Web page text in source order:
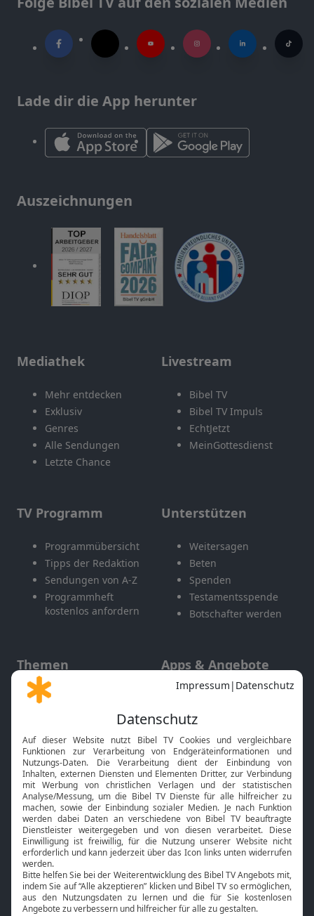
Lade dir die App herunter
Auszeichnungen
Mediathek
Mehr entdecken
Exklusiv
Genres
Alle Sendungen
Letzte Chance
Livestream
Bibel TV
Bibel TV Impuls
EchtJetzt
MeinGottesdienst
TV Programm
Programmübersicht
Tipps der Redaktion
Sendungen von A-Z
Programmheft
kostenlos anfordern
Unterstützen
Weitersagen
Beten
Spenden
Testamentsspende
Botschafter werden
Themen
Gott und Bibel erklärt
Neuigkeiten
Apps & Angebote
Mobile App
Smart TV
HbbTV
Bibelthek Online-Bibel
Nächster Gottesdienst
Bibel TV
Über uns
Jobs
Service
Kontakt
TV-Empfang